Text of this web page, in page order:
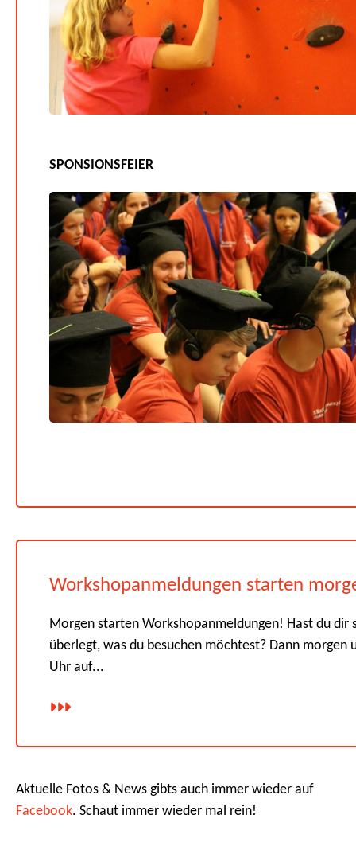
SPONSIONSFEIER
Workshopanmeldungen starten
Morgen starten Workshopanmeldungen! Hast du dir
überlegt, was du besuchen möchtest? Dann morgen
Uhr auf...
Aktuelle Fotos & News gibts auch immer wieder auf
Facebook. Schaut immer wieder mal rein!